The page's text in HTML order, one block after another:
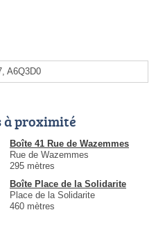
A6Q3D0
à proximité
Boîte 41 Rue de Wazemmes
Rue de Wazemmes
295 mètres
Boîte Place de la Solidarite
Place de la Solidarite
460 mètres